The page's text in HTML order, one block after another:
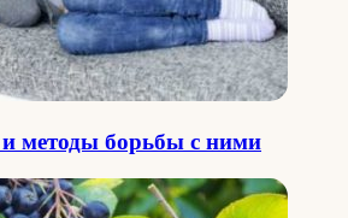
борьбы с ними